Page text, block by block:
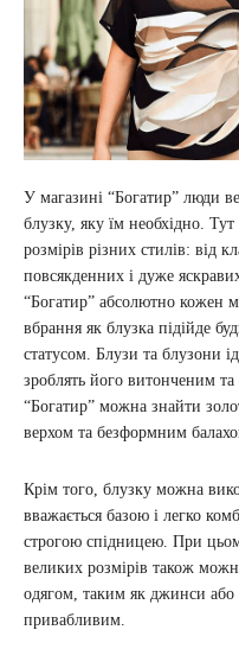
У магазині “Богатир” люди
блузку, яку їм необхідно.
розмірів різних стилів: від
повсякденних і дуже
“Богатир” абсолютно кожен
вбрання як блузка підійде
статусом. Блузи та блузони
зроблять його витонченим
“Богатир” можна знайти
верхом та безформним
Крім того, блузку можна
вважається базою і легко
строгою спідницею. При
великих розмірів також
одягом, таким як джинси
привабливим.